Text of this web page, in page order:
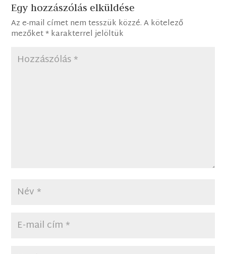
Egy hozzászólás elküldése
Az e-mail címet nem tesszük közzé. A kötelező
mezőket*karakterrel jelöltük